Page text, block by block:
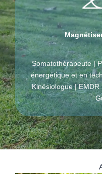
Somatothérapeute |
énergétique et en
Kinésiologue |